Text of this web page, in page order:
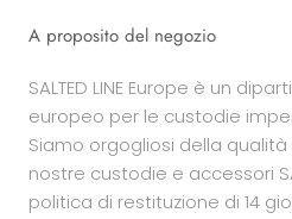
A proposito del negozio
SALTED LINE Europe è un
europeo per le custodie
Siamo orgogliosi della
nostre custodie e accessori
politica di restituzione di 14